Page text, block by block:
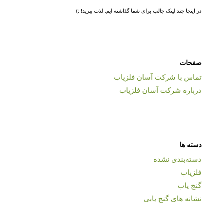
در اینجا چند لینک جالب برای شما گذاشته ایم. لذت ببرید! :)
صفحات
تماس با شرکت آسان فلزیاب
درباره شرکت آسان فلزیاب
دسته ها
دسته‌بندی نشده
فلزیاب
گنج یاب
نشانه های گنج یابی